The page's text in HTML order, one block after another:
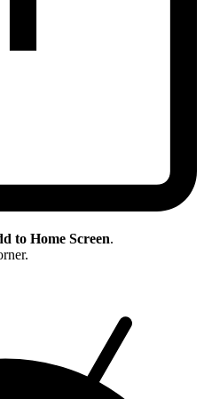
to Home Screen.